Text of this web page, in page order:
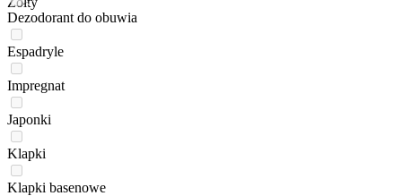
Dezodorant do obuwia
Espadryle
Impregnat
Japonki
Klapki
Klapki basenowe